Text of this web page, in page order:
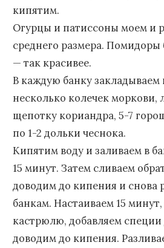
кипятим.
Огурцы и патиссоны моем и
среднего размера.
— так красивее.
В каждую банку закладываем
несколько колечек моркови,
щепотку кориандра, 5-7
по 1-2 дольки чеснока.
Кипятим воду и заливаем в
15 минут. Затем сливаем
доводим до кипения и снова
банкам. Настаиваем 15
кастрюлю, добавляем
доводим до кипения.